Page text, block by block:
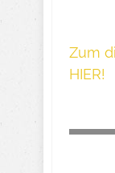
Z um
HIER!